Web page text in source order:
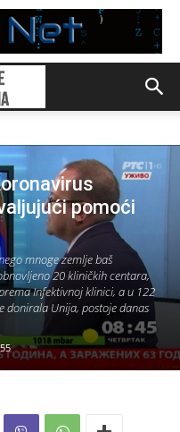
pomoći
mnoge zemlje baš
20 kliničkih centara,
Infektivnoj klinici, a u 122
donirala Unija, postoje danas